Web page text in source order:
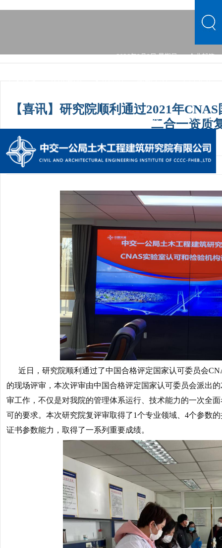
2026年8月9日 星期日 企业邮箱
中文首页 公司概况 文化品牌 新闻中心 主营业务
综合发展 信息公开
【喜讯】研究院顺利通过2021年
二合一资质
发布时间：2021-01-18 12:00:00
近日，研究院顺利通过了中国合格评定国家认可委员会
的现场评审，本次评审由中国合格评定国家认可委员会派出
审工作，不仅是对我院的管理体系运行、技术能力的一次全
可的要求。本次研究院复评审取得了1个专业领域、4个参数
证书参数能力，取得了一系列重要成绩。